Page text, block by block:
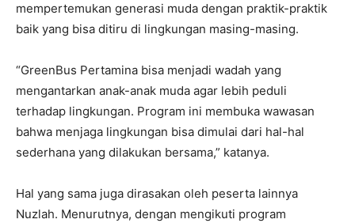
mempertemukan generasi muda dengan praktik-praktik
baik yang bisa ditiru di lingkungan masing-masing.
“GreenBus Pertamina bisa menjadi wadah yang
mengantarkan anak-anak muda agar lebih peduli
terhadap lingkungan. Program ini membuka wawasan
bahwa menjaga lingkungan bisa dimulai dari hal-hal
sederhana yang dilakukan bersama,” katanya.
Hal yang sama juga dirasakan oleh peserta lainnya
Nuzlah. Menurutnya, dengan mengikuti program